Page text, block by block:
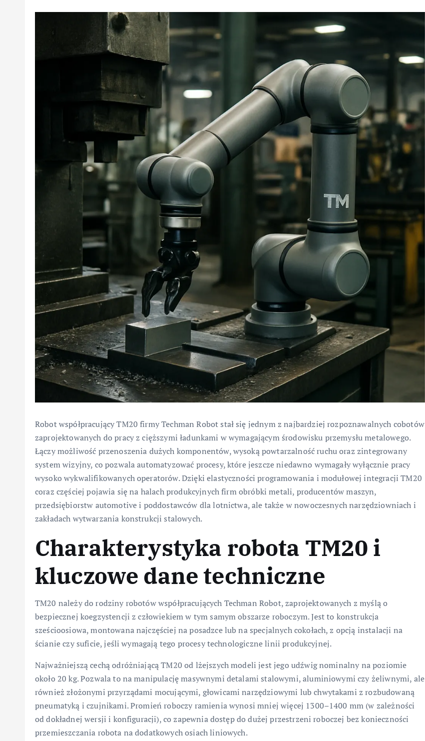
Robot współpracujący TM20 firmy Techman Robot stał się jednym z najbardziej rozpoznawalnych cobotów
zaprojektowanych do pracy z cięższymi ładunkami w wymagającym środowisku przemysłu metalowego.
Łączy możliwość przenoszenia dużych komponentów, wysoką powtarzalność ruchu oraz zintegrowany
system wizyjny, co pozwala automatyzować procesy, które jeszcze niedawno wymagały wyłącznie pracy
wysoko wykwalifikowanych operatorów. Dzięki elastyczności programowania i modułowej integracji TM20
coraz częściej pojawia się na halach produkcyjnych firm obróbki metali, producentów maszyn,
przedsiębiorstw automotive i poddostawców dla lotnictwa, ale także w nowoczesnych narzędziowniach i
zakładach wytwarzania konstrukcji stalowych.
Charakterystyka robota TM20 i
kluczowe dane techniczne
TM20 należy do rodziny robotów współpracujących Techman Robot, zaprojektowanych z myślą o
bezpiecznej koegzystencji z człowiekiem w tym samym obszarze roboczym. Jest to konstrukcja
sześcioosiowa, montowana najczęściej na posadzce lub na specjalnych cokołach, z opcją instalacji na
ścianie czy suficie, jeśli wymagają tego procesy technologiczne linii produkcyjnej.
Najważniejszą cechą odróżniającą TM20 od lżejszych modeli jest jego udźwig nominalny na poziomie
około 20 kg. Pozwala to na manipulację masywnymi detalami stalowymi, aluminiowymi czy żeliwnymi, ale
również złożonymi przyrządami mocującymi, głowicami narzędziowymi lub chwytakami z rozbudowaną
pneumatyką i czujnikami. Promień roboczy ramienia wynosi mniej więcej 1300–1400 mm (w zależności
od dokładnej wersji i konfiguracji), co zapewnia dostęp do dużej przestrzeni roboczej bez konieczności
przemieszczania robota na dodatkowych osiach liniowych.